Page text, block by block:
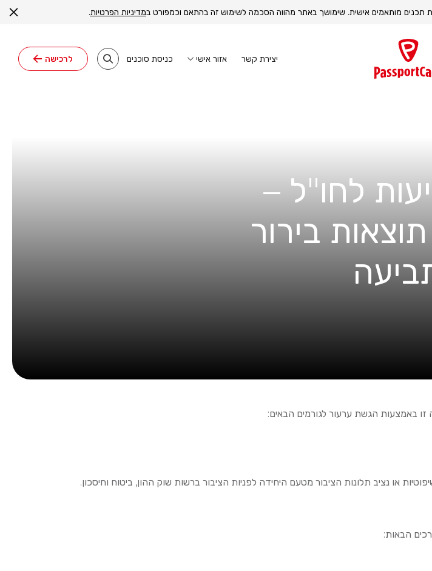
תכנים מותאמים אישית. שימושך באתר מהווה הסכמה לשימוש זה בהתאם וכמפורט במדיניות הפרטיות.
יצירת קשר אזור אישי כניסת סוכנים לרכישה
לחו"ל –
בירור
זו באמצעות הגשת ערעור לגורמים הבאים:
או נציב תלונות הציבור מטעם היחידה לפניות הציבור ברשות שוק ההון, ביטוח וחיסכון.
הבאות: